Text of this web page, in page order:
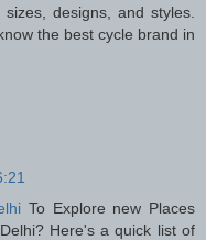
designs, and styles.
the best cycle brand in
To Explore new Places
Here's a quick list of